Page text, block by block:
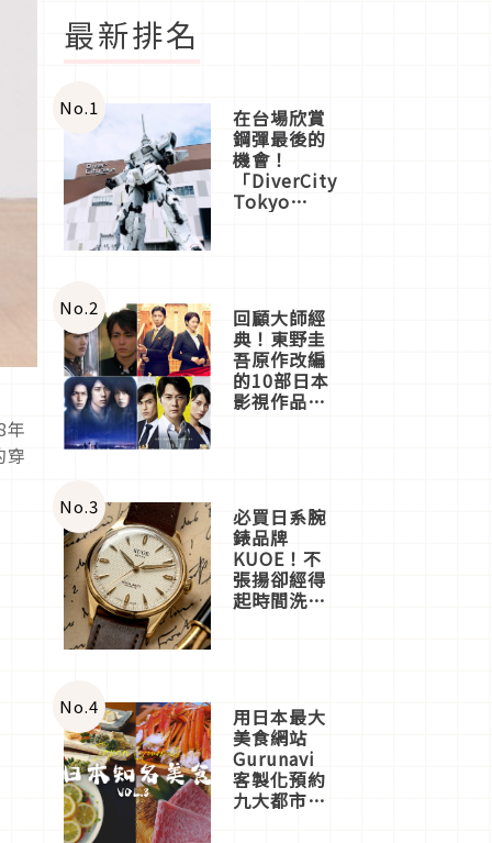
年
穿
最新排名
No.1 在台場欣賞
鋼彈最後的
機會！
「DiverCity
Tokyo
體驗
No.2 回顧大師經
典！東野圭
吾原作改編
的10部日本
影視作品推
No.3 必買日系腕
錶品牌
KUOE！不
張揚卻經得
起時間洗鍊
No.4 用日本最大
美食網站
Gurunavi
客製化預約
九大都市餐